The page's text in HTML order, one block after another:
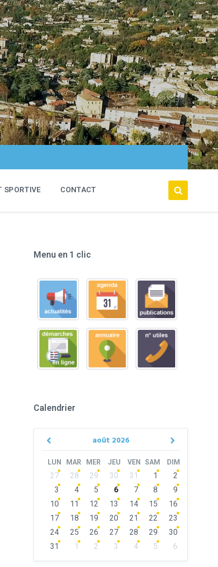
SPORTIVE CONTACT
Menu en 1 clic
Calendrier
août 2026
Previous
Next
LUN MAR MER JEU VEN SAM DIM
Skip
calendar
days
27 28 29 30 31 1
2
3
4 5 6 7 8
9
10
11 12 13 14 15
16
17
18 19 20 21 22
23
24
25 26 27 28 29
30
31
1 2 3 4 5
6